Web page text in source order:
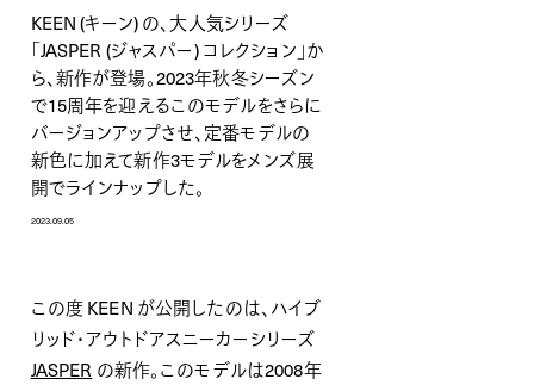
KEEN (キーン) の、大人気シリーズ
「JASPER (ジャスパー) コレクション」か
ら、新作が登場。2023年秋冬シーズン
で15周年を迎えるこのモデルをさらに
バージョンアップさせ、定番モデルの
新色に加えて新作3モデルをメンズ展
開でラインナップした。
2023.09.05
この度 KEEN が公開したのは、ハイブ
リッド・アウトドアスニーカーシリーズ
JASPER の新作。このモデルは2008年